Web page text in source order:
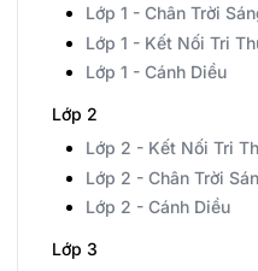
Lớp 1 - Chân Trời
Lớp 1 - Kết Nối Tri
Lớp 1 - Cánh Diều
Lớp 2
Lớp 2 - Kết Nối Tri
Lớp 2 - Chân Trời
Lớp 2 - Cánh Diều
Lớp 3